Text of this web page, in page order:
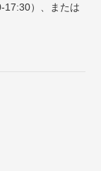
17:30）、または